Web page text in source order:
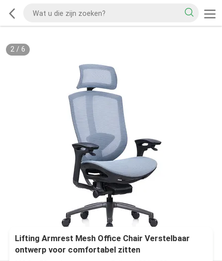
2/ 6
Lifting Armrest Mesh Office Chair Verstelbaar
ontwerp voor comfortabel zitten